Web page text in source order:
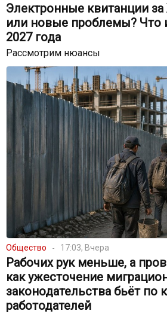
Электронные квитанции
или новые проблемы? Что
2027 года
Рассмотрим нюансы
Общество 17:03, Вчера
Рабочих рук меньше, а
как ужесточение
законодательства бьёт по
работодателей